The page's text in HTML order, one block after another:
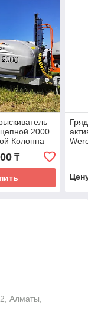
2000
Колонна
₸
Алматы,